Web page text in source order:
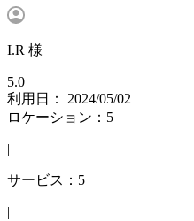
I.R 様
5.0
利用日： 2024/05/02
ロケーション：5
|
サービス：5
|